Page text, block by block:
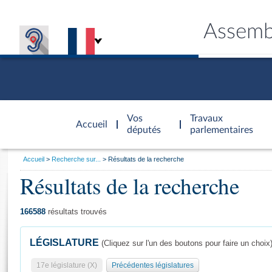
Accueil
d'accueil
Vos
députés
Travaux
parlementaires
Général
Vous
Accueil Recherche sur... Résultats de la recherche
Résultats de la recherche
166588 résultats trouvés
LÉGISLATURE (Cliquez sur l'un des boutons pour faire un choix)
17e législature (X) Précédentes législatures